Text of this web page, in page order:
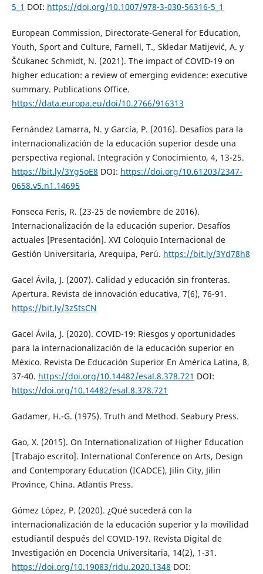
5_1 DOI: https://doi.org/10.1007/978-3-030-56316-5_1
European Commission, Directorate-General for Education,
Youth, Sport and Culture, Farnell, T., Skledar Matijević, A. y
Šćukanec Schmidt, N. (2021). The impact of COVID-19 on
higher education: a review of emerging evidence: executive
summary. Publications Office.
https://data.europa.eu/doi/10.2766/916313
Fernández Lamarra, N. y García, P. (2016). Desafíos para la
internacionalización de la educación superior desde una
perspectiva regional. Integración y Conocimiento, 4, 13-25.
https://bit.ly/3Yg5oE8 DOI: https://doi.org/10.61203/2347-
0658.v5.n1.14695
Fonseca Feris, R. (23-25 de noviembre de 2016).
Internacionalización de la educación superior. Desafíos
actuales [Presentación]. XVI Coloquio Internacional de
Gestión Universitaria, Arequipa, Perú. https://bit.ly/3Yd78h8
Gacel Ávila, J. (2007). Calidad y educación sin fronteras.
Apertura. Revista de innovación educativa, 7(6), 76-91.
https://bit.ly/3zStsCN
Gacel Ávila, J. (2020). COVID-19: Riesgos y oportunidades
para la internacionalización de la educación superior en
México. Revista De Educación Superior En América Latina, 8,
37-40. https://doi.org/10.14482/esal.8.378.721 DOI:
https://doi.org/10.14482/esal.8.378.721
Gadamer, H.-G. (1975). Truth and Method. Seabury Press.
Gao, X. (2015). On Internationalization of Higher Education
[Trabajo escrito]. International Conference on Arts, Design
and Contemporary Education (ICADCE), Jilin City, Jilin
Province, China. Atlantis Press.
Gómez López, P. (2020). ¿Qué sucederá con la
internacionalización de la educación superior y la movilidad
estudiantil después del COVID-19?. Revista Digital de
Investigación en Docencia Universitaria, 14(2), 1-31.
https://doi.org/10.19083/ridu.2020.1348 DOI: